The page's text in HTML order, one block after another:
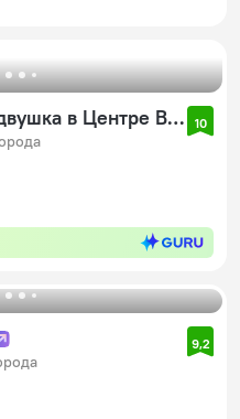
Квартира Отличная Евродвушка в Центре Великого Новгорода 10
9,2